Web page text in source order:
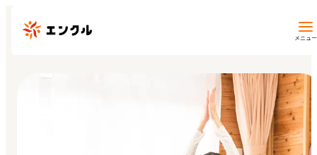
メニュー